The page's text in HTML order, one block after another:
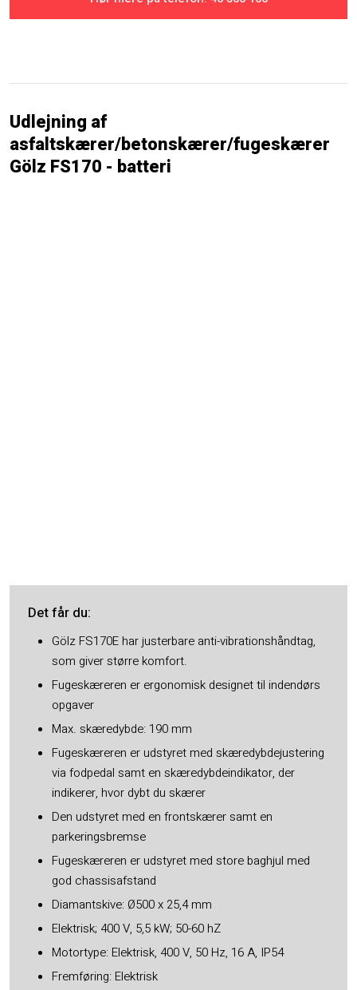
Udlejning af
asfaltskærer/betonskærer/fugeskærer
Gölz FS170 - batteri
Det får du​:
Gölz FS170E har justerbare anti-vibrationshåndtag,
som giver større komfort.
Fugeskæreren er ergonomisk designet til indendørs
opgaver
Max. skæredybde: 190 mm
Fugeskæreren er udstyret med skæredybdejustering
via fodpedal samt en skæredybdeindikator, der
indikerer, hvor dybt du skærer
Den udstyret med en frontskærer samt en
parkeringsbremse
Fugeskæreren er udstyret med store baghjul med
god chassisafstand
Diamantskive: Ø500 x 25,4 mm
Elektrisk; 400 V, 5,5 kW; 50-60 hZ
​Motortype: Elektrisk, 400 V, 50 Hz, 16 A, IP54
Fremføring: Elektrisk